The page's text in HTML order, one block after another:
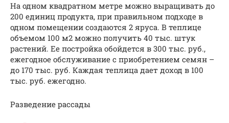
На одном квадратном метре можно выращивать до
200 единиц продукта, при правильном подходе в
одном помещении создаются 2 яруса. В теплице
объемом 100 м2 можно получить 40 тыс. штук
растений. Ее постройка обойдется в 300 тыс. руб.,
ежегодное обслуживание с приобретением семян –
до 170 тыс. руб. Каждая теплица дает доход в 100
тыс. руб. ежегодно.
Разведение рассады